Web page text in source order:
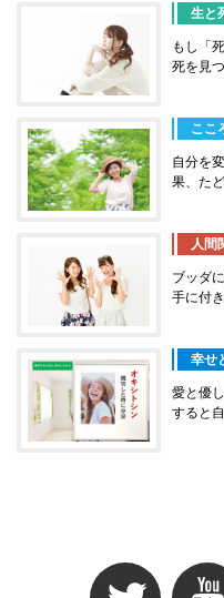
生と
もし「
死を見
ここ
自分を
果、た
人間
ブッダ
手に付
幸せ
愛と優
すると